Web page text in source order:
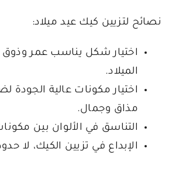
نصائح لتزيين كيك عيد ميلاد:
اختيار شكل يناسب عمر
الميلاد.
اختيار مكونات عالية
مذاق وجمال.
التناسق في الألوان بين
الإبداع في تزيين الكيك، لا